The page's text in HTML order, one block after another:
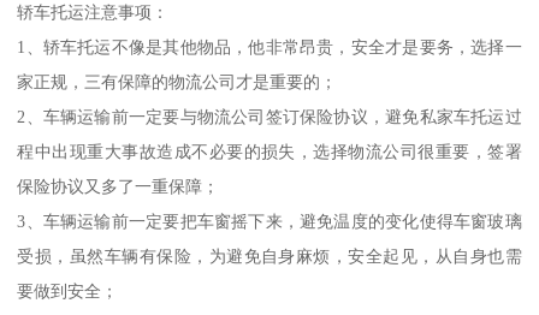
轿车托运注意事项：
1、轿车托运不像是其他物品，他非常昂贵，安全才是要务，选择一
家正规，三有保障的物流公司才是重要的；
2、车辆运输前一定要与物流公司签订保险协议，避免私家车托运过
程中出现重大事故造成不必要的损失，选择物流公司很重要，签署
保险协议又多了一重保障；
3、车辆运输前一定要把车窗摇下来，避免温度的变化使得车窗玻璃
受损，虽然车辆有保险，为避免自身麻烦，安全起见，从自身也需
要做到安全；